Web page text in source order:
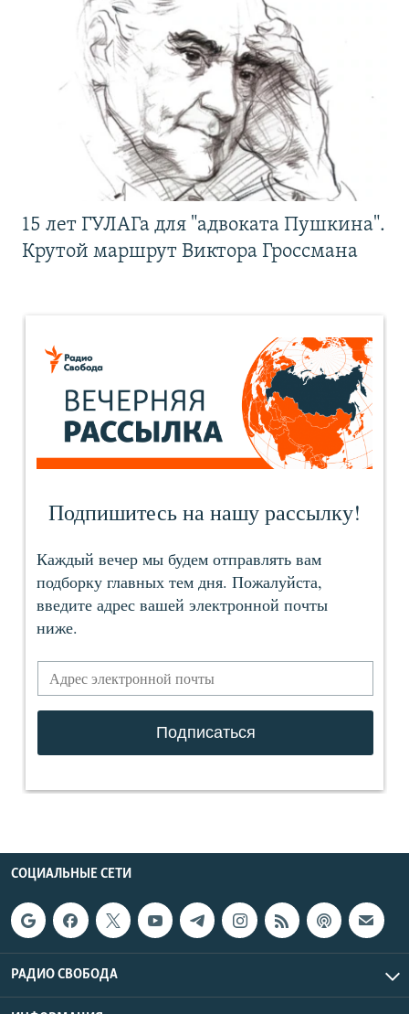
15 лет ГУЛАГа для "адвоката Пушкина".
Крутой маршрут Виктора Гроссмана
СОЦИАЛЬНЫЕ СЕТИ
РАДИО СВОБОДА